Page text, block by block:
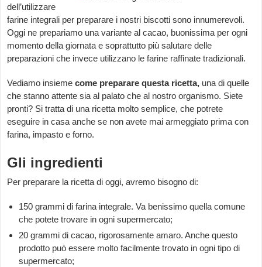
dell’utilizzare
farine integrali per preparare i nostri biscotti sono innumerevoli.
Oggi ne prepariamo una variante al cacao, buonissima per ogni
momento della giornata e soprattutto più salutare delle
preparazioni che invece utilizzano le farine raffinate tradizionali.
Vediamo insieme come preparare questa ricetta, una di quelle
che stanno attente sia al palato che al nostro organismo. Siete
pronti? Si tratta di una ricetta molto semplice, che potrete
eseguire in casa anche se non avete mai armeggiato prima con
farina, impasto e forno.
Gli ingredienti
Per preparare la ricetta di oggi, avremo bisogno di:
150 grammi di farina integrale. Va benissimo quella comune
che potete trovare in ogni supermercato;
20 grammi di cacao, rigorosamente amaro. Anche questo
prodotto può essere molto facilmente trovato in ogni tipo di
supermercato;